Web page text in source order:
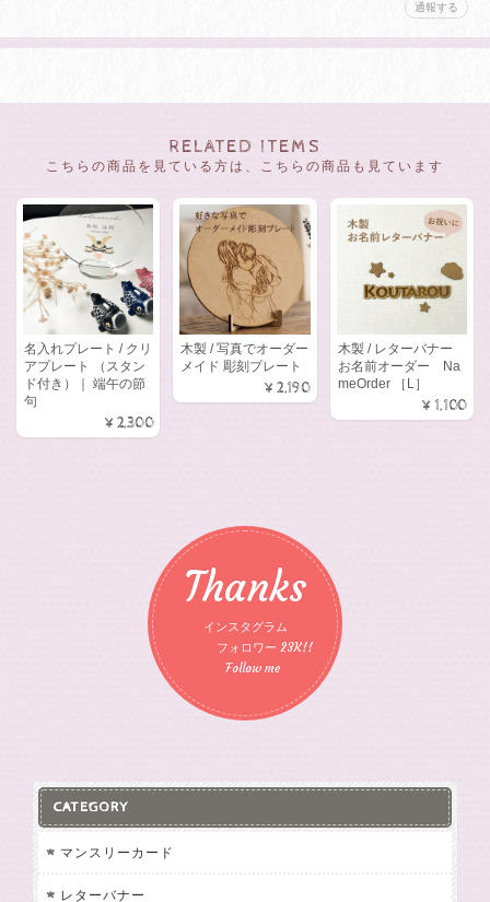
通報する
RELATED ITEMS
こちらの商品を見ている方は、こちらの商品も見ています
名入れプレート / クリ
アプレート （スタン
ド付き）｜ 端午の節
句
¥2,300
木製 / 写真でオーダー
メイド 彫刻プレート
¥2,190
木製 / レターバナー
お名前オーダー Na
meOrder ［L］
¥1,100
Thanks
インスタグラム
フォロワー 23K!!
Follow me
CATEGORY
マンスリーカード
レターバナー